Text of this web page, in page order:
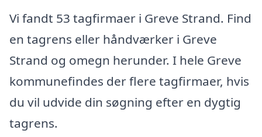
Vi fandt 53 tagfirmaer i Greve Strand. Find
en tagrens eller håndværker i Greve
Strand og omegn herunder. I hele Greve
kommunefindes der flere tagfirmaer, hvis
du vil udvide din søgning efter en dygtig
tagrens.